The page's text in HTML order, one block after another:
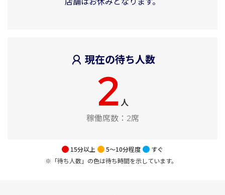
現在の待ち人数
2 人
稼働席数： 2席
15分以上 5～10分程度
すぐ
※「待ち人数」の色は待ち時間を示しています。